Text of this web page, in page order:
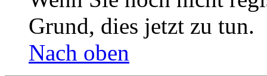
Grund, dies jetzt zu tun.
Nach oben